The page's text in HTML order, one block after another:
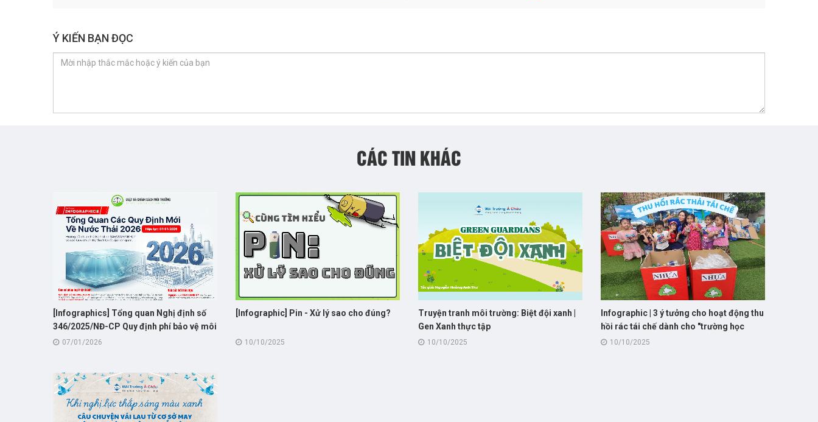
Ý KIẾN BẠN ĐỌC
CÁC TIN KHÁC
[Infographics] Tổng quan Nghị định số
346/2025/NĐ-CP Quy định phí bảo vệ môi
trường đối với nước thải sinh hoạt và
07/01/2026
[Infographic] Pin - Xử lý sao cho đúng?
10/10/2025
Truyện tranh môi trường: Biệt đội xanh |
Gen Xanh thực tập
10/10/2025
Infographic | 3 ý tưởng cho hoạt động thu
hồi rác tái chế dành cho "trường học
xanh"10/10/2025